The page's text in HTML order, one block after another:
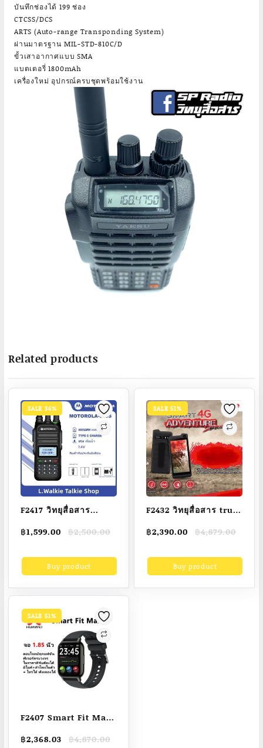
บันทึกช่องได้ 199 ช่อง
CTCSS/DCS
ARTS (Auto-range Transponding System)
ผ่านมาตรฐาน MIL-STD-810C/D
ขั้วเสาอากาศแบบ SMA
แบตเตอรี่ 1800mAh
เครื่องใหม่ อุปกรณ์ครบชุดพร้อมใช้งาน
Related products
SALE 36%
F2417 วิทยุสื่อสาร
เอฟเอ็มแบบพกพา
ช่อง IP54 กันน้ำและกัน
6800mAH walkie
talkie 15กำลังวัตต์
20กิโลเมตร
฿2,500.00
Original
was:
฿2,500.00.
฿1,599.00
Current
is:
฿1,599.00.Buy product
SALE 51%
F2432 วิทยุสื่อสาร true
Pro Gen3 ใส่ได้ทุกซิม
ระบบ เครื่องโชว์
฿4,879.00
Original
was:
฿4,879.00.
฿2,390.00
Current
is:
฿2,390.00.Buy product
SALE 51%
F2407 Smart Fit Max
฿4,870.00
Original
฿2,368.03
Current